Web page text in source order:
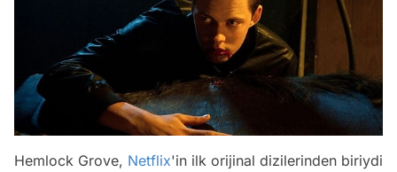
Hemlock Grove, Netflix'in ilk orijinal dizilerinden biriydi